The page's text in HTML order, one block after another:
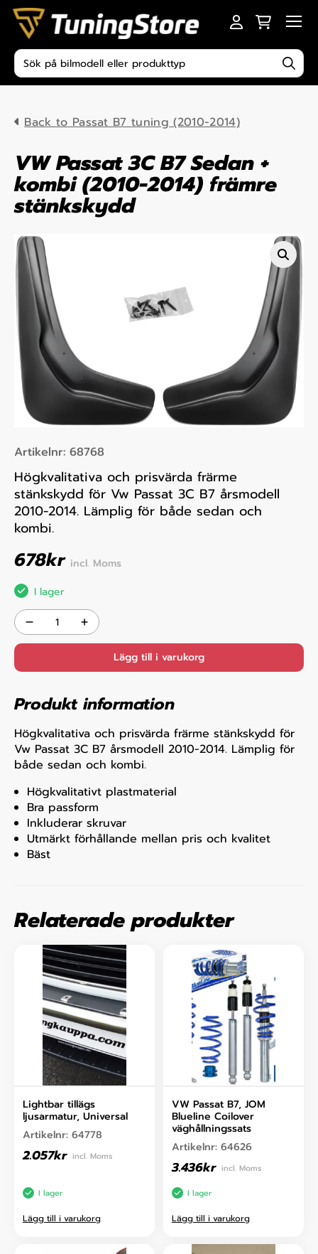
Skip to content
Produktsökning
Back to Passat B7 tuning (2010-2014)
VW Passat 3C B7 Sedan +
kombi (2010-2014) främre
stänkskydd
Artikelnr: 68768
Högkvalitativa och prisvärda frärme
stänkskydd för Vw Passat 3C B7 årsmodell
2010-2014. Lämplig för både sedan och
kombi.
678kr incl. Moms
I lager
Lägg till i varukorg
Produkt information
Högkvalitativa och prisvärda frärme stänkskydd för
Vw Passat 3C B7 årsmodell 2010-2014. Lämplig för
både sedan och kombi.
Högkvalitativt plastmaterial
Bra passform
Inkluderar skruvar
Utmärkt förhållande mellan pris och kvalitet
Bäst
Relaterade produkter
Lightbar tillägs
ljusarmatur, Universal
Artikelnr: 64778
2.057kr incl. Moms
I lager
Lägg till i varukorg
VW Passat B7, JOM
Blueline Coilover
väghållningssats
Artikelnr: 64626
3.436kr incl. Moms
I lager
Lägg till i varukorg